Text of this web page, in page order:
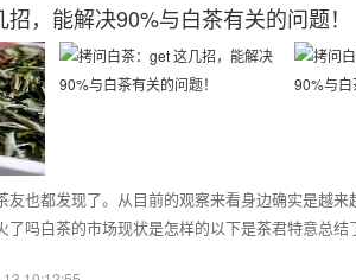
，能解决90%与白茶有关的问题！
友也都发现了。从目前的观察来看身边确实是越
了吗白茶的市场现状是怎样的以下是茶君特意总